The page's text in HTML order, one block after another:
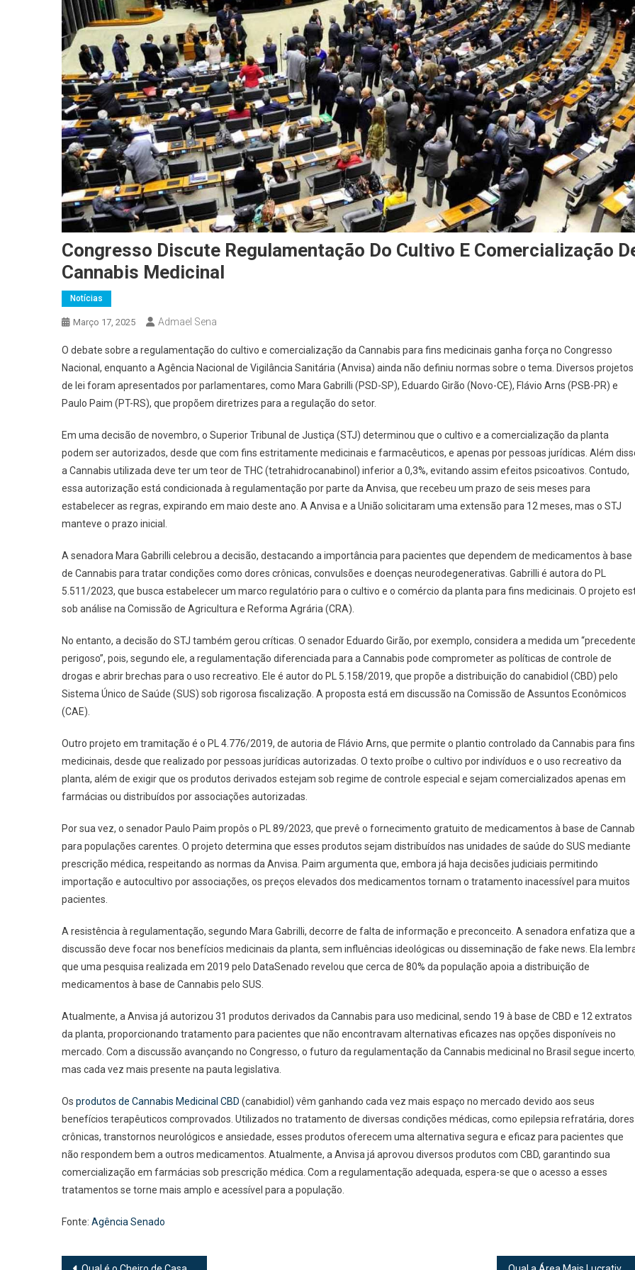
Congresso Discute Regulamentação Do Cultivo E Comercialização
Cannabis Medicinal
Notícias
Março 17, 2025 Admael Sena
O debate sobre a regulamentação do cultivo e comercialização da Cannabis para fins medicinais ganha força no Congresso
Nacional, enquanto a Agência Nacional de Vigilância Sanitária (Anvisa) ainda não definiu normas sobre o tema. Diversos projetos
de lei foram apresentados por parlamentares, como Mara Gabrilli (PSD-SP), Eduardo Girão (Novo-CE), Flávio Arns (PSB-PR) e
Paulo Paim (PT-RS), que propõem diretrizes para a regulação do setor.
Em uma decisão de novembro, o Superior Tribunal de Justiça (STJ) determinou que o cultivo e a comercialização da planta
podem ser autorizados, desde que com fins estritamente medicinais e farmacêuticos, e apenas por pessoas jurídicas. Além
a Cannabis utilizada deve ter um teor de THC (tetrahidrocanabinol) inferior a 0,3%, evitando assim efeitos psicoativos. Contudo,
essa autorização está condicionada à regulamentação por parte da Anvisa, que recebeu um prazo de seis meses para
estabelecer as regras, expirando em maio deste ano. A Anvisa e a União solicitaram uma extensão para 12 meses, mas o STJ
manteve o prazo inicial.
A senadora Mara Gabrilli celebrou a decisão, destacando a importância para pacientes que dependem de medicamentos à base
de Cannabis para tratar condições como dores crônicas, convulsões e doenças neurodegenerativas. Gabrilli é autora do PL
5.511/2023, que busca estabelecer um marco regulatório para o cultivo e o comércio da planta para fins medicinais. O projeto
sob análise na Comissão de Agricultura e Reforma Agrária (CRA).
No entanto, a decisão do STJ também gerou críticas. O senador Eduardo Girão, por exemplo, considera a medida um “precedente
perigoso”, pois, segundo ele, a regulamentação diferenciada para a Cannabis pode comprometer as políticas de controle de
drogas e abrir brechas para o uso recreativo. Ele é autor do PL 5.158/2019, que propõe a distribuição do canabidiol (CBD) pelo
Sistema Único de Saúde (SUS) sob rigorosa fiscalização. A proposta está em discussão na Comissão de Assuntos Econômicos
(CAE).
Outro projeto em tramitação é o PL 4.776/2019, de autoria de Flávio Arns, que permite o plantio controlado da Cannabis para fins
medicinais, desde que realizado por pessoas jurídicas autorizadas. O texto proíbe o cultivo por indivíduos e o uso recreativo da
planta, além de exigir que os produtos derivados estejam sob regime de controle especial e sejam comercializados apenas em
farmácias ou distribuídos por associações autorizadas.
Por sua vez, o senador Paulo Paim propôs o PL 89/2023, que prevê o fornecimento gratuito de medicamentos à base de
para populações carentes. O projeto determina que esses produtos sejam distribuídos nas unidades de saúde do SUS mediante
prescrição médica, respeitando as normas da Anvisa. Paim argumenta que, embora já haja decisões judiciais permitindo
importação e autocultivo por associações, os preços elevados dos medicamentos tornam o tratamento inacessível para muitos
pacientes.
A resistência à regulamentação, segundo Mara Gabrilli, decorre de falta de informação e preconceito. A senadora enfatiza que a
discussão deve focar nos benefícios medicinais da planta, sem influências ideológicas ou disseminação de fake news. Ela
que uma pesquisa realizada em 2019 pelo DataSenado revelou que cerca de 80% da população apoia a distribuição de
medicamentos à base de Cannabis pelo SUS.
Atualmente, a Anvisa já autorizou 31 produtos derivados da Cannabis para uso medicinal, sendo 19 à base de CBD e 12 extratos
da planta, proporcionando tratamento para pacientes que não encontravam alternativas eficazes nas opções disponíveis no
mercado. Com a discussão avançando no Congresso, o futuro da regulamentação da Cannabis medicinal no Brasil segue incerto,
mas cada vez mais presente na pauta legislativa.
Os produtos de Cannabis Medicinal CBD (canabidiol) vêm ganhando cada vez mais espaço no mercado devido aos seus
benefícios terapêuticos comprovados. Utilizados no tratamento de diversas condições médicas, como epilepsia refratária, dores
crônicas, transtornos neurológicos e ansiedade, esses produtos oferecem uma alternativa segura e eficaz para pacientes que
não respondem bem a outros medicamentos. Atualmente, a Anvisa já aprovou diversos produtos com CBD, garantindo sua
comercialização em farmácias sob prescrição médica. Com a regulamentação adequada, espera-se que o acesso a esses
tratamentos se torne mais amplo e acessível para a população.
Fonte: Agência Senado